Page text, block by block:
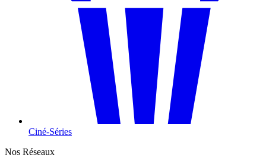
Ciné-Séries
Nos Réseaux